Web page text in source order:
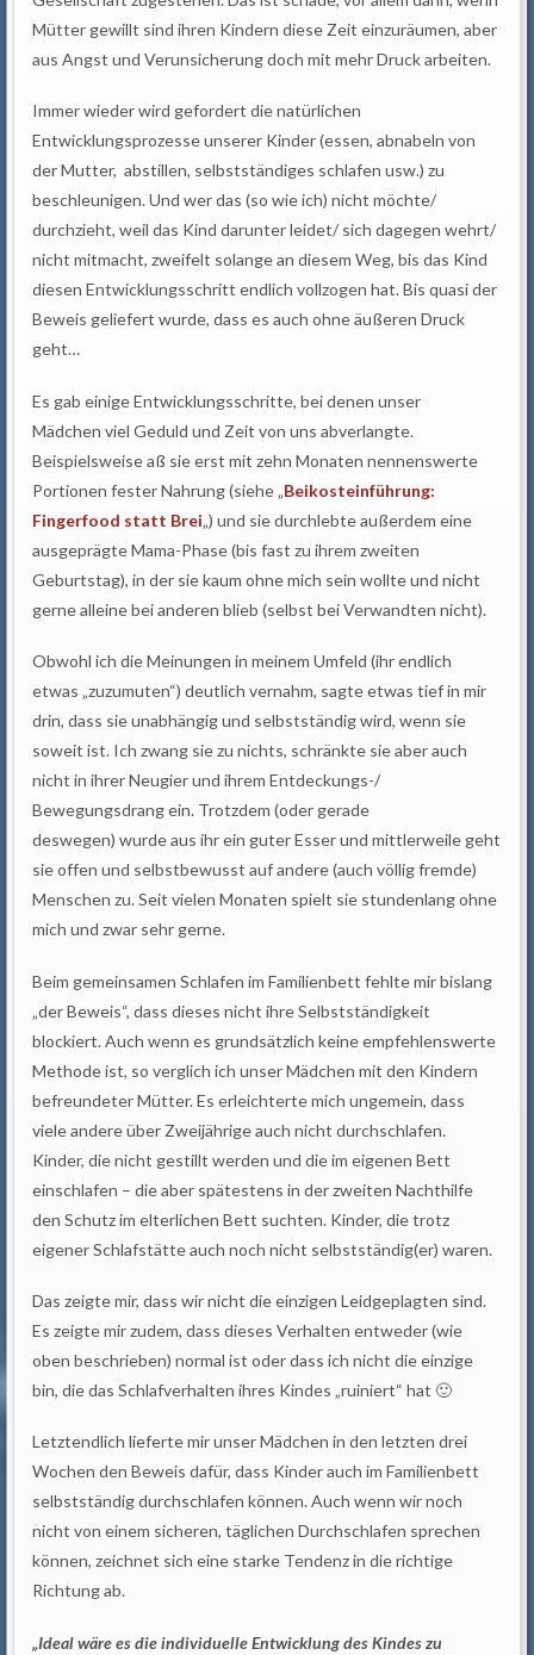
Mütter gewillt sind ihren Kindern diese Zeit einzuräumen, aber
aus Angst und Verunsicherung doch mit mehr Druck arbeiten.
Immer wieder wird gefordert die natürlichen
Entwicklungsprozesse unserer Kinder (essen, abnabeln von
der Mutter, abstillen, selbstständiges schlafen usw.) zu
beschleunigen. Und wer das (so wie ich) nicht möchte/
durchzieht, weil das Kind darunter leidet/ sich dagegen wehrt/
nicht mitmacht, zweifelt solange an diesem Weg, bis das Kind
diesen Entwicklungsschritt endlich vollzogen hat. Bis quasi der
Beweis geliefert wurde, dass es auch ohne äußeren Druck
geht…
Es gab einige Entwicklungsschritte, bei denen unser
Mädchen viel Geduld und Zeit von uns abverlangte.
Beispielsweise aß sie erst mit zehn Monaten nennenswerte
Portionen fester Nahrung (siehe „Beikosteinführung:
Fingerfood statt Brei„) und sie durchlebte außerdem eine
ausgeprägte Mama-Phase (bis fast zu ihrem zweiten
Geburtstag), in der sie kaum ohne mich sein wollte und nicht
gerne alleine bei anderen blieb (selbst bei Verwandten nicht).
Obwohl ich die Meinungen in meinem Umfeld (ihr endlich
etwas „zuzumuten“) deutlich vernahm, sagte etwas tief in mir
drin, dass sie unabhängig und selbstständig wird, wenn sie
soweit ist. Ich zwang sie zu nichts, schränkte sie aber auch
nicht in ihrer Neugier und ihrem Entdeckungs-/
Bewegungsdrang ein. Trotzdem (oder gerade
deswegen) wurde aus ihr ein guter Esser und mittlerweile geht
sie offen und selbstbewusst auf andere (auch völlig fremde)
Menschen zu. Seit vielen Monaten spielt sie stundenlang ohne
mich und zwar sehr gerne.
Beim gemeinsamen Schlafen im Familienbett fehlte mir bislang
„der Beweis“, dass dieses nicht ihre Selbstständigkeit
blockiert. Auch wenn es grundsätzlich keine empfehlenswerte
Methode ist, so verglich ich unser Mädchen mit den Kindern
befreundeter Mütter. Es erleichterte mich ungemein, dass
viele andere über Zweijährige auch nicht durchschlafen.
Kinder, die nicht gestillt werden und die im eigenen Bett
einschlafen – die aber spätestens in der zweiten Nachthilfe
den Schutz im elterlichen Bett suchten. Kinder, die trotz
eigener Schlafstätte auch noch nicht selbstständig(er) waren.
Das zeigte mir, dass wir nicht die einzigen Leidgeplagten sind.
Es zeigte mir zudem, dass dieses Verhalten entweder (wie
oben beschrieben) normal ist oder dass ich nicht die einzige
bin, die das Schlafverhalten ihres Kindes „ruiniert“ hat 🙂
Letztendlich lieferte mir unser Mädchen in den letzten drei
Wochen den Beweis dafür, dass Kinder auch im Familienbett
selbstständig durchschlafen können. Auch wenn wir noch
nicht von einem sicheren, täglichen Durchschlafen sprechen
können, zeichnet sich eine starke Tendenz in die richtige
Richtung ab.
„Ideal wäre es die individuelle Entwicklung des Kindes zu